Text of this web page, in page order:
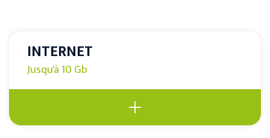
INTERNET
Jusqu'à 10 Gb